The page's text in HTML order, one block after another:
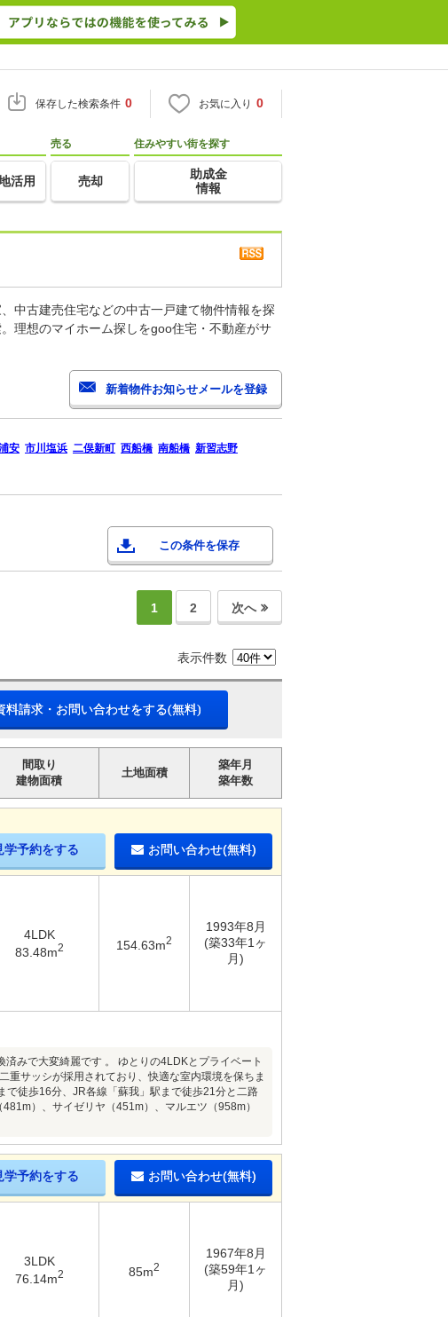
保存した検索条件 0 お気に入り 0
活用
売る
売却
住みやすい街を探す
助成金
情報
中古建売住宅などの中古一戸建て物件情報を探
理想のマイホーム探しをgoo住宅・不動産がサ
安 市川塩浜 二俣新町 西船橋 南船橋 新習志野
この条件を保存
1 2 次へ
表示件数
料請求・お問い合わせをする(無料)
間取り
建物面積
土地面積
築年月
築年数
学予約をする お問い合わせ(無料)
4LDK
83.48m2 154.63m2
1993年8月
(築33年1ヶ
月)
みで大変綺麗です 。 ゆとりの4LDKとプライベート
重サッシが採用されており、快適な室内環境を保ちま
で徒歩16分、JR各線「蘇我」駅まで徒歩21分と二路
）、サイゼリヤ（451m）、マルエツ（958m）
学予約をする お問い合わせ(無料)
3LDK
76.14m2 85m2
1967年8月
(築59年1ヶ
月)